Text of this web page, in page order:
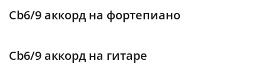
한국어
हिन्दी
Cb6/9 аккорд на фортепиано
Cb6/9 аккорд на гитаре